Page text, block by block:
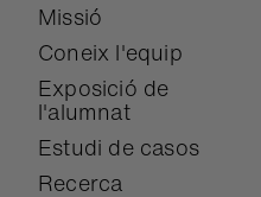
Missió
Coneix l'equip
Exposició de
l'alumnat
Estudi de casos
Recerca